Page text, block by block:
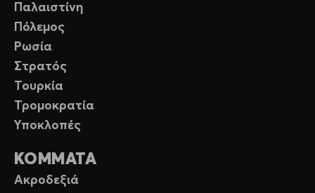
Παλαιστίνη
Πόλεμος
Ρωσία
Στρατός
Τουρκία
Τρομοκρατία
Υποκλοπές
ΚΟΜΜΑΤΑ
Ακροδεξιά